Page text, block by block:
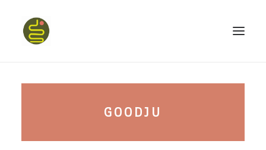
PROGRAMME HAPPY BELLY
GOODJU